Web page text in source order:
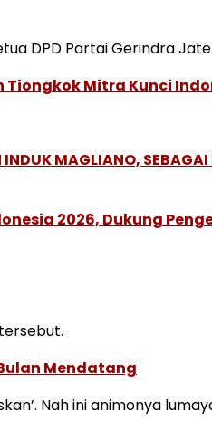
DPD Partai Gerindra
Tiongkok Mitra Kunci
MAGLIANO,
2026, Dukung
Mendatang
Nah ini animonya